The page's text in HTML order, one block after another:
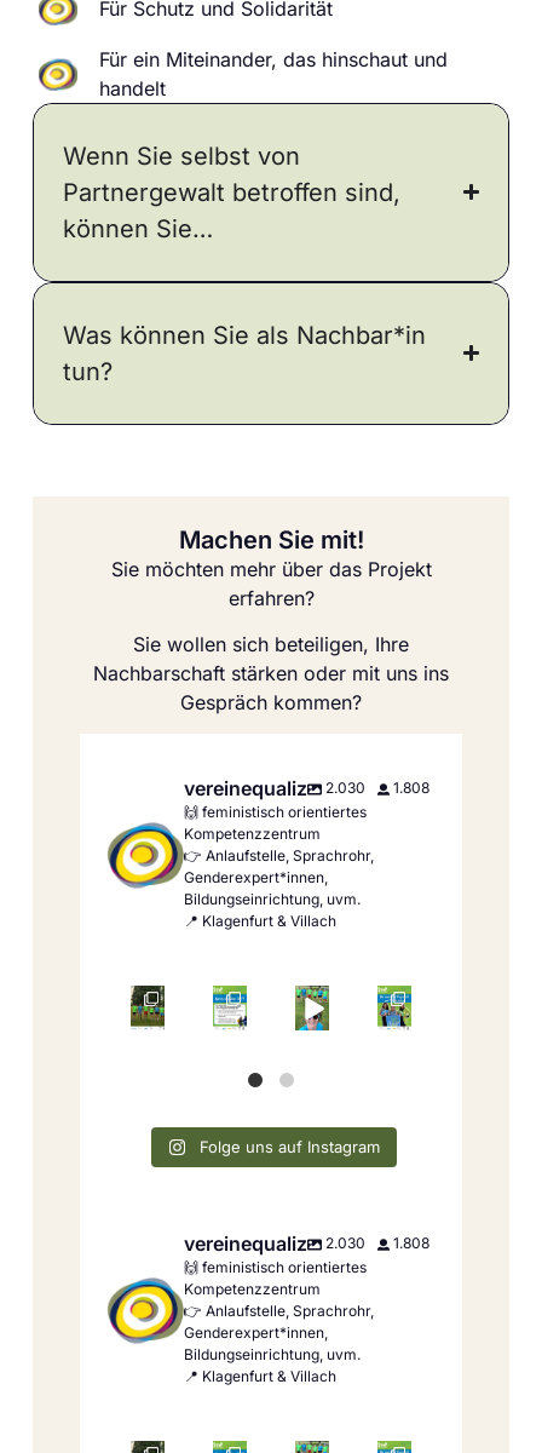
Für Schutz und Solidarität
Für ein Miteinander, das hinschaut und
handelt
Wenn Sie selbst von
Partnergewalt betroffen sind,
können Sie…
Was können Sie als Nachbar*in
tun?
Machen Sie mit!
Sie möchten mehr über das Projekt
erfahren?
Sie wollen sich beteiligen, Ihre
Nachbarschaft stärken oder mit uns ins
Gespräch kommen?
vereinequaliz 2.030
1.808
🙌 feministisch orientiertes
Kompetenzzentrum
👉 Anlaufstelle, Sprachrohr,
Genderexpert*innen,
Bildungseinrichtung, uvm.
📍 Klagenfurt & Villach
Folge uns auf Instagram
vereinequaliz 2.030
1.808
🙌 feministisch orientiertes
Kompetenzzentrum
👉 Anlaufstelle, Sprachrohr,
Genderexpert*innen,
Bildungseinrichtung, uvm.
📍 Klagenfurt & Villach